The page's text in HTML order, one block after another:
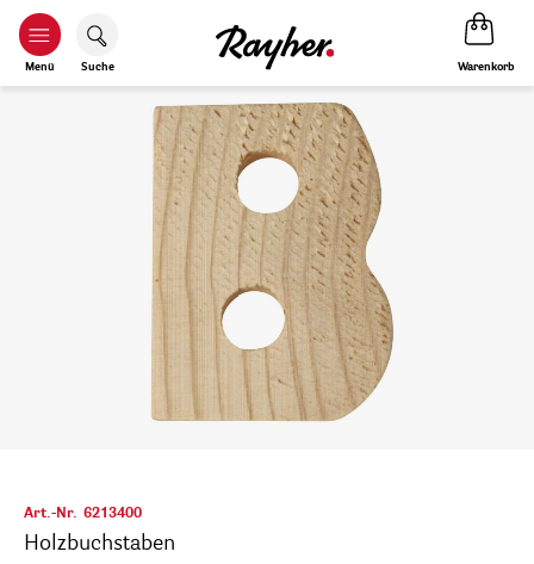
Menü Suche Warenkorb
Art.-Nr. 6213400
Holzbuchstaben